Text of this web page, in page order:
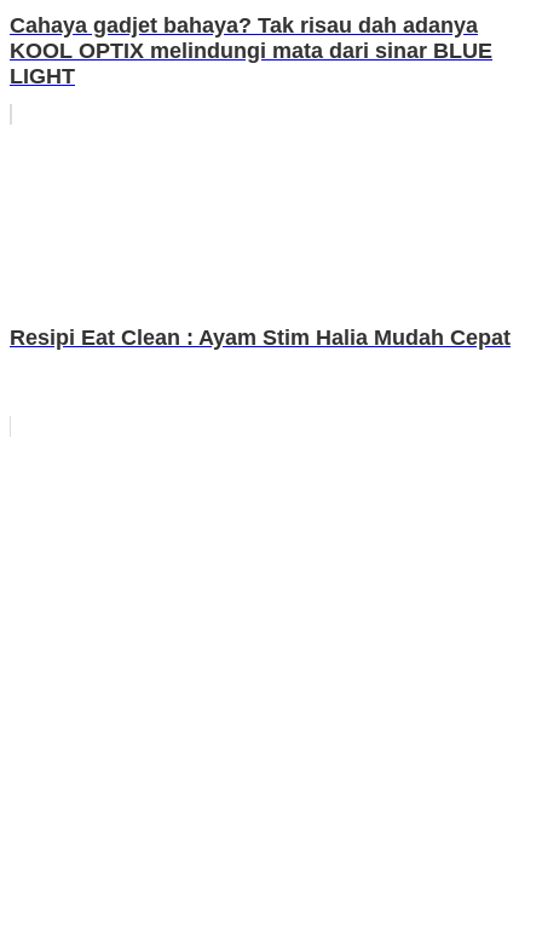
Cahaya gadjet bahaya? Tak risau dah adanya
KOOL OPTIX melindungi mata dari sinar BLUE
LIGHT
Resipi Eat Clean : Ayam Stim Halia Mudah Cepat